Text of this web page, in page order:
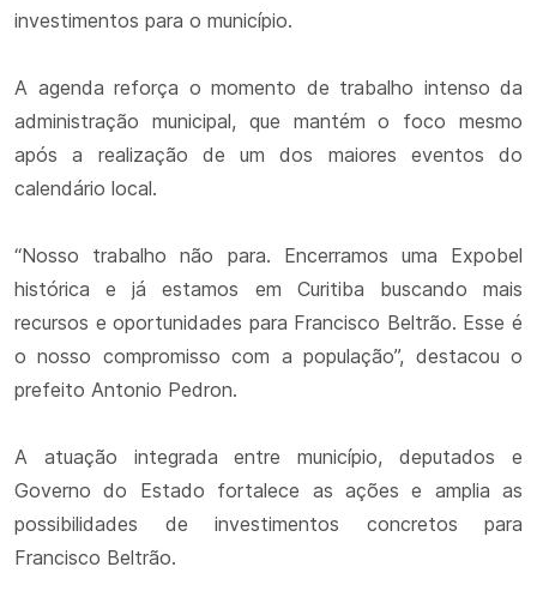
investimentos para o município.
A agenda reforça o momento de trabalho intenso da
administração municipal, que mantém o foco mesmo
após a realização de um dos maiores eventos do
calendário local.
“Nosso trabalho não para. Encerramos uma Expobel
histórica e já estamos em Curitiba buscando mais
recursos e oportunidades para Francisco Beltrão. Esse é
o nosso compromisso com a população”, destacou o
prefeito Antonio Pedron.
A atuação integrada entre município, deputados e
Governo do Estado fortalece as ações e amplia as
possibilidades de investimentos concretos para
Francisco Beltrão.